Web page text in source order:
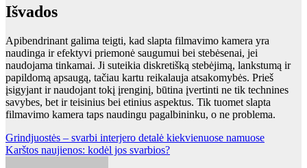
Išvados
Apibendrinant galima teigti, kad slapta filmavimo kamera yra
naudinga ir efektyvi priemonė saugumui bei stebėsenai, jei
naudojama tinkamai. Ji suteikia diskretišką stebėjimą, lankstumą ir
papildomą apsaugą, tačiau kartu reikalauja atsakomybės. Prieš
įsigyjant ir naudojant tokį įrenginį, būtina įvertinti ne tik technines
savybes, bet ir teisinius bei etinius aspektus. Tik tuomet slapta
filmavimo kamera taps naudingu pagalbininku, o ne problema.
Navigacija
tarp
Grindjuostės – svarbi interjero detalė kiekvienuose namuose
Karštos naujienos: kodėl jos svarbios?